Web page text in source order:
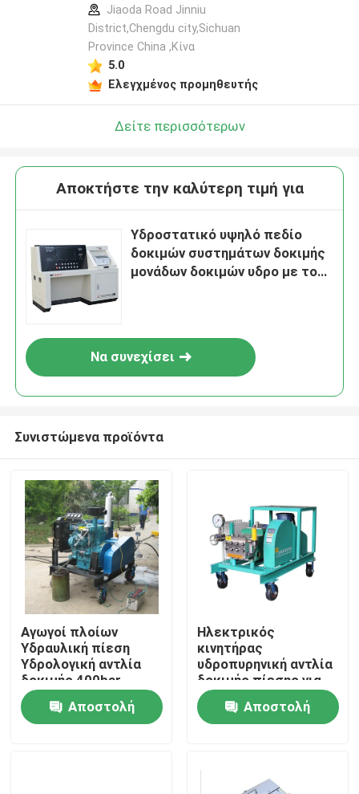
Σπίτι
Jiaoda Road Jinniu
District,Chengdu city,Sichuan
Province China ,Κίνα
5.0
Ελεγχμένος προμηθευτής
Δείτε περισσότερων
Αποκτήστε την καλύτερη τιμή για
Υδροστατικό υψηλό πεδίο
δοκιμών συστημάτων δοκιμής
μονάδων δοκιμών υδρο με το
Να συνεχίσει
Συνιστώμενα προϊόντα
Αγωγοί πλοίων
Υδραυλική πίεση
Υδρολογική αντλία
δοκιμής 400bar
Ντίζελ μηχανή
Αποστολή
Ηλεκτρικός
κινητήρας
υδροπυρηνική αντλία
δοκιμής πίεσης για
αγωγούς δοκιμή
πίεσης 15000psi
Αποστολή